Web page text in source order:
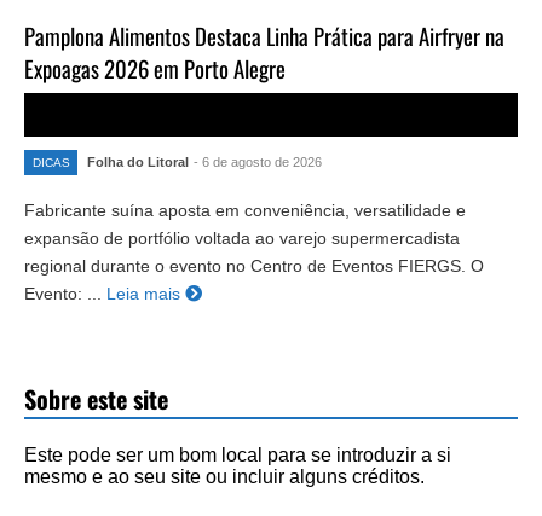
Pamplona Alimentos Destaca Linha Prática para Airfryer na
Expoagas 2026 em Porto Alegre
DICAS Folha do Litoral - 6 de agosto de 2026
Fabricante suína aposta em conveniência, versatilidade e
expansão de portfólio voltada ao varejo supermercadista
regional durante o evento no Centro de Eventos FIERGS. O
Evento: ... Leia mais
Sobre este site
Este pode ser um bom local para se introduzir a si
mesmo e ao seu site ou incluir alguns créditos.